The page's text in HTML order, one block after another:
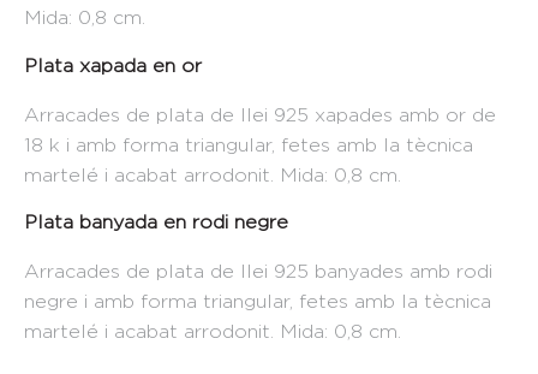
Mida: 0,8 cm.
Plata xapada en or
Arracades de plata de llei 925 xapades amb or de
18 k i amb forma triangular, fetes amb la tècnica
martelé i acabat arrodonit. Mida: 0,8 cm.
Plata banyada en rodi negre
Arracades de plata de llei 925 banyades amb rodi
negre i amb forma triangular, fetes amb la tècnica
martelé i acabat arrodonit. Mida: 0,8 cm.